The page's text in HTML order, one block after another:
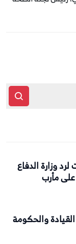
لرد وزارة الدفاع
مأرب
والحكومة